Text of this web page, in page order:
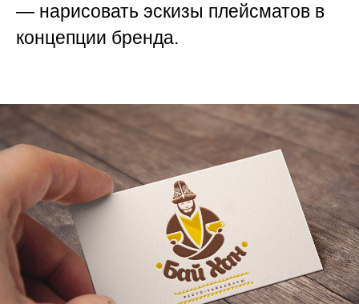
— нарисовать эскизы плейсматов в
концепции бренда.